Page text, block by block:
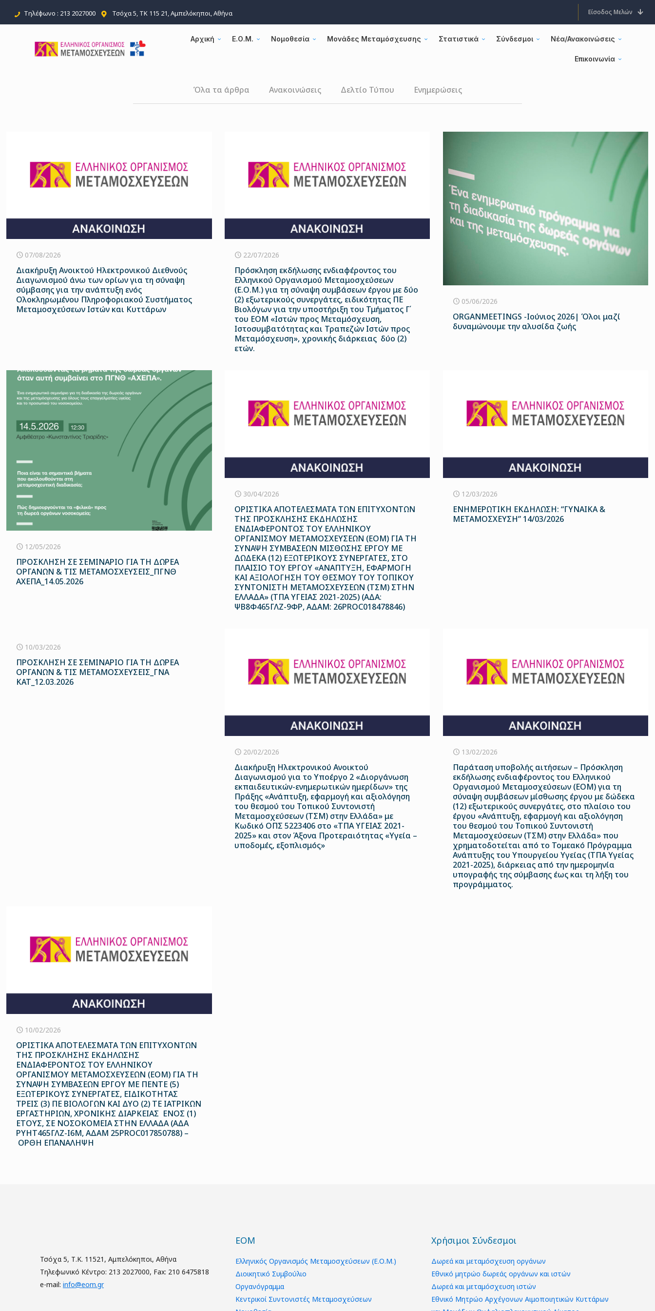
Τηλέφωνο : 213 2027000 Τσόχα 5, ΤΚ 115 21, Αμπελόκηποι, Αθήνα Είσοδος Μελών
Αρχική Ε.Ο.Μ. Νομοθεσία Μονάδες Μεταμόσχευσης Στατιστικά Σύνδεσμοι Νέα/Ανακοινώσεις
Επικοινωνία
Όλα τα άρθρα Ανακοινώσεις Δελτίο Τύπου Ενημερώσεις
07/08/2026
Διακήρυξη Ανοικτού Ηλεκτρονικού Διεθνούς
Διαγωνισμού άνω των ορίων για τη σύναψη
σύμβασης για την ανάπτυξη ενός
Ολοκληρωμένου Πληροφοριακού Συστήματος
Μεταμοσχεύσεων Ιστών και Κυττάρων
22/07/2026
Πρόσκληση εκδήλωσης ενδιαφέροντος του
Ελληνικού Οργανισμού Μεταμοσχεύσεων
(Ε.Ο.Μ.) για τη σύναψη συμβάσεων έργου με δύο
(2) εξωτερικούς συνεργάτες, ειδικότητας ΠΕ
Βιολόγων για την υποστήριξη του Τμήματος Γ΄
του ΕΟΜ «Ιστών προς Μεταμόσχευση,
Ιστοσυμβατότητας και Τραπεζών Ιστών προς
Μεταμόσχευση», χρονικής διάρκειας δύο (2)
ετών.
05/06/2026
ORGANMEETINGS -Ιούνιος 2026| Όλοι μαζί
δυναμώνουμε την αλυσίδα ζωής
12/05/2026
ΠΡΟΣΚΛΗΣΗ ΣΕ ΣΕΜΙΝΑΡΙΟ ΓΙΑ ΤΗ ΔΩΡΕΑ
ΟΡΓΑΝΩΝ & ΤΙΣ ΜΕΤΑΜΟΣΧΕΥΣΕΙΣ_ΠΓΝΘ
ΑΧΕΠΑ_14.05.2026
30/04/2026
ΟΡΙΣΤΙΚΑ ΑΠΟΤΕΛΕΣΜΑΤΑ ΤΩΝ ΕΠΙΤΥΧΟΝΤΩΝ
ΤΗΣ ΠΡΟΣΚΛΗΣΗΣ ΕΚΔΗΛΩΣΗΣ
ΕΝΔΙΑΦΕΡΟΝΤΟΣ ΤΟΥ ΕΛΛΗΝΙΚΟΥ
ΟΡΓΑΝΙΣΜΟΥ ΜΕΤΑΜΟΣΧΕΥΣΕΩΝ (ΕΟΜ) ΓΙΑ ΤΗ
ΣΥΝΑΨΗ ΣΥΜΒΑΣΕΩΝ ΜΙΣΘΩΣΗΣ ΕΡΓΟΥ ΜΕ
ΔΩΔΕΚΑ (12) ΕΞΩΤΕΡΙΚΟΥΣ ΣΥΝΕΡΓΑΤΕΣ, ΣΤΟ
ΠΛΑΙΣΙΟ ΤΟΥ ΕΡΓΟΥ «ΑΝΑΠΤΥΞΗ, ΕΦΑΡΜΟΓΗ
ΚΑΙ ΑΞΙΟΛΟΓΗΣΗ ΤΟΥ ΘΕΣΜΟΥ ΤΟΥ ΤΟΠΙΚΟΥ
ΣΥΝΤΟΝΙΣΤΗ ΜΕΤΑΜΟΣΧΕΥΣΕΩΝ (ΤΣΜ) ΣΤΗΝ
ΕΛΛΑΔΑ» (ΤΠΑ ΥΓΕΙΑΣ 2021-2025) (ΑΔΑ:
ΨΒ8Φ465ΓΛΖ-9ΦΡ, ΑΔΑΜ: 26PROC018478846)
12/03/2026
ΕΝΗΜΕΡΩΤΙΚΗ ΕΚΔΗΛΩΣΗ: “ΓΥΝΑΙΚΑ &
ΜΕΤΑΜΟΣΧΕΥΣΗ” 14/03/2026
10/03/2026
ΠΡΟΣΚΛΗΣΗ ΣΕ ΣΕΜΙΝΑΡΙΟ ΓΙΑ ΤΗ ΔΩΡΕΑ
ΟΡΓΑΝΩΝ & ΤΙΣ ΜΕΤΑΜΟΣΧΕΥΣΕΙΣ_ΓΝΑ
ΚΑΤ_12.03.2026
20/02/2026
Διακήρυξη Ηλεκτρονικού Ανοικτού
Διαγωνισμού για το Υποέργο 2 «Διοργάνωση
εκπαιδευτικών-ενημερωτικών ημερίδων» της
Πράξης «Ανάπτυξη, εφαρμογή και αξιολόγηση
του θεσμού του Τοπικού Συντονιστή
Μεταμοσχεύσεων (ΤΣΜ) στην Ελλάδα» με
Κωδικό ΟΠΣ 5223406 στο «ΤΠΑ ΥΓΕΙΑΣ 2021-
2025» και στον Άξονα Προτεραιότητας «Υγεία –
υποδομές, εξοπλισμός»
13/02/2026
Παράταση υποβολής αιτήσεων – Πρόσκληση
εκδήλωσης ενδιαφέροντος του Ελληνικού
Οργανισμού Μεταμοσχεύσεων (ΕΟΜ) για τη
σύναψη συμβάσεων μίσθωσης έργου με δώδεκα
(12) εξωτερικούς συνεργάτες, στο πλαίσιο του
έργου «Ανάπτυξη, εφαρμογή και αξιολόγηση
του θεσμού του Τοπικού Συντονιστή
Μεταμοσχεύσεων (ΤΣΜ) στην Ελλάδα» που
χρηματοδοτείται από το Τομεακό Πρόγραμμα
Ανάπτυξης του Υπουργείου Υγείας (ΤΠΑ Υγείας
2021-2025), διάρκειας από την ημερομηνία
υπογραφής της σύμβασης έως και τη λήξη του
προγράμματος.
10/02/2026
ΟΡΙΣΤΙΚΑ ΑΠΟΤΕΛΕΣΜΑΤΑ ΤΩΝ ΕΠΙΤΥΧΟΝΤΩΝ
ΤΗΣ ΠΡΟΣΚΛΗΣΗΣ ΕΚΔΗΛΩΣΗΣ
ΕΝΔΙΑΦΕΡΟΝΤΟΣ ΤΟΥ ΕΛΛΗΝΙΚΟΥ
ΟΡΓΑΝΙΣΜΟΥ ΜΕΤΑΜΟΣΧΕΥΣΕΩΝ (ΕΟΜ) ΓΙΑ ΤΗ
ΣΥΝΑΨΗ ΣΥΜΒΑΣΕΩΝ ΕΡΓΟΥ ΜΕ ΠΕΝΤΕ (5)
ΕΞΩΤΕΡΙΚΟΥΣ ΣΥΝΕΡΓΑΤΕΣ, ΕΙΔΙΚΟΤΗΤΑΣ
ΤΡΕΙΣ (3) ΠΕ ΒΙΟΛΟΓΩΝ ΚΑΙ ΔΥΟ (2) ΤΕ ΙΑΤΡΙΚΩΝ
ΕΡΓΑΣΤΗΡΙΩΝ, ΧΡΟΝΙΚΗΣ ΔΙΑΡΚΕΙΑΣ ΕΝΟΣ (1)
ΕΤΟΥΣ, ΣΕ ΝΟΣΟΚΟΜΕΙΑ ΣΤΗΝ ΕΛΛΑΔΑ (ΑΔΑ
ΡΥΗΤ465ΓΛΖ-Ι6Μ, ΑΔΑΜ 25PROC017850788) –
ΟΡΘΗ ΕΠΑΝΑΛΗΨΗ
Τσόχα 5, Τ.Κ. 11521, Αμπελόκηποι, Αθήνα
Τηλεφωνικό Κέντρο: 213 2027000, Fax: 210 6475818
e-mail: info@eom.gr
ΕΟΜ
Ελληνικός Οργανισμός Μεταμοσχεύσεων (Ε.Ο.Μ.)
Διοικητικό Συμβούλιο
Οργανόγραμμα
Κεντρικοί Συντονιστές Μεταμοσχεύσεων
Χρήσιμοι Σύνδεσμοι
Δωρεά και μεταμόσχευση οργάνων
Εθνικό μητρώο δωρεάς οργάνων και ιστών
Δωρεά και μεταμόσχευση ιστών
Εθνικό Μητρώο Αρχέγονων Αιμοποιητικών Κυττάρων